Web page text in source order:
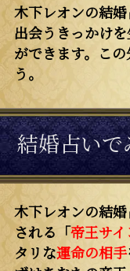
木下レオンの結
出会うきっかけ
ができます。こ
う。
結婚占い
木下レオンの結
される「帝王サイ
タリな運命の相手